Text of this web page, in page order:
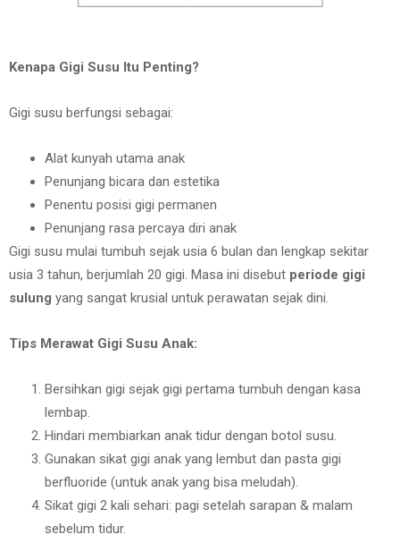
Kenapa Gigi Susu Itu Penting?
Gigi susu berfungsi sebagai:
Alat kunyah utama anak
Penunjang bicara dan estetika
Penentu posisi gigi permanen
Penunjang rasa percaya diri anak
Gigi susu mulai tumbuh sejak usia 6 bulan dan lengkap sekitar
usia 3 tahun, berjumlah 20 gigi. Masa ini disebut periode gigi
sulung yang sangat krusial untuk perawatan sejak dini.
Tips Merawat Gigi Susu Anak:
Bersihkan gigi sejak gigi pertama tumbuh dengan kasa
lembap.
Hindari membiarkan anak tidur dengan botol susu.
Gunakan sikat gigi anak yang lembut dan pasta gigi
berfluoride (untuk anak yang bisa meludah).
Sikat gigi 2 kali sehari: pagi setelah sarapan & malam
sebelum tidur.